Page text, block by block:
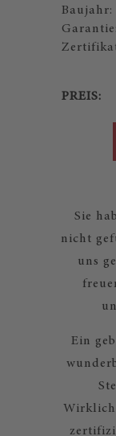
Baujahr:
Garantie:
PREIS:
Sie
nicht
uns
Ein